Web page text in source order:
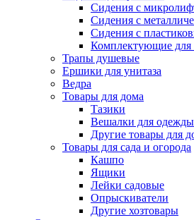
Сидения с
Сидения с
Сидения с
Комплектующие для
Трапы душевые
Ершики для унитаза
Ведра
Товары для дома
Тазики
Вешалки для одежды
Другие товары для
Товары для сада и огорода
Кашпо
Ящики
Лейки садовые
Опрыскиватели
Другие хозтовары